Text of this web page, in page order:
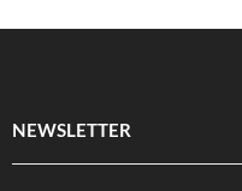
NEWSLETTER